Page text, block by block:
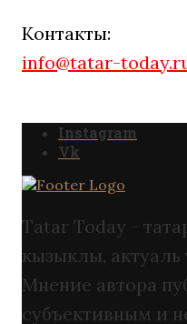
Контакты:
info@tatar-
Instagram
Vk
Tatar Today -
кызыклы, актуаль
Мнение автора
субъективным и